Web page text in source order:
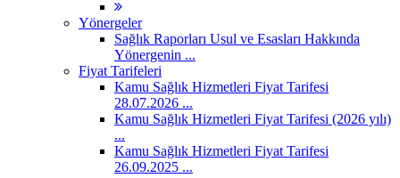
Yönergeler
Sağlık Raporları Usul ve Esasları Hakkında
Yönergenin ...
Fiyat Tarifeleri
Kamu Sağlık Hizmetleri Fiyat Tarifesi
28.07.2026 ...
Kamu Sağlık Hizmetleri Fiyat Tarifesi (2026 yılı)
...
Kamu Sağlık Hizmetleri Fiyat Tarifesi
26.09.2025 ...